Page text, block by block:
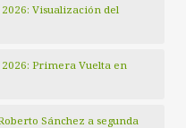
Visualización del
Primera Vuelta en
Sánchez a segunda